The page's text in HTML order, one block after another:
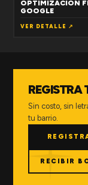
OPTIMIZACIÓN
GOOGLE
VER DETALLE ↗
REGISTRA
Sin costo, sin
tu barrio.
RECIBIR